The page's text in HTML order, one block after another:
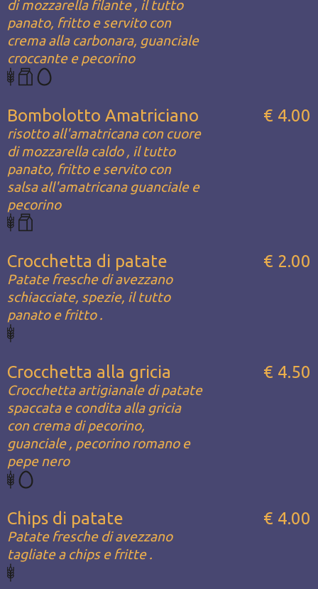
di mozzarella filante , il tutto
panato, fritto e servito con
crema alla carbonara, guanciale
croccante e pecorino
Bombolotto Amatriciano
risotto all'amatricana con cuore
di mozzarella caldo , il tutto
panato, fritto e servito con
salsa all'amatricana guanciale e
pecorino
€ 4.00
Crocchetta di patate
Patate fresche di avezzano
schiacciate, spezie, il tutto
panato e fritto .
€ 2.00
Crocchetta alla gricia
Crocchetta artigianale di patate
spaccata e condita alla gricia
con crema di pecorino,
guanciale , pecorino romano e
pepe nero
€ 4.50
Chips di patate
Patate fresche di avezzano
tagliate a chips e fritte .
€ 4.00